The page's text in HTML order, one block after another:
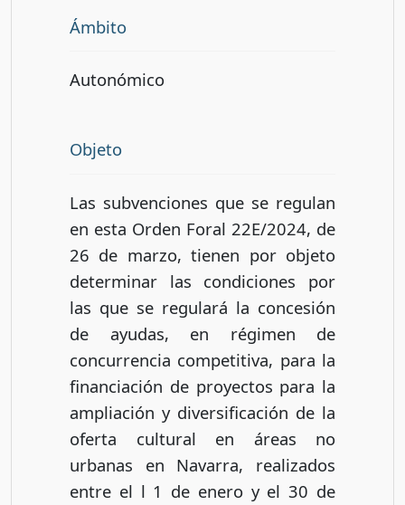
Ámbito
Autonómico
Objeto
Las subvenciones que se regulan
en esta Orden Foral 22E/2024, de
26 de marzo, tienen por objeto
determinar las condiciones por
las que se regulará la concesión
de ayudas, en régimen de
concurrencia competitiva, para la
financiación de proyectos para la
ampliación y diversificación de la
oferta cultural en áreas no
urbanas en Navarra, realizados
entre el l 1 de enero y el 30 de